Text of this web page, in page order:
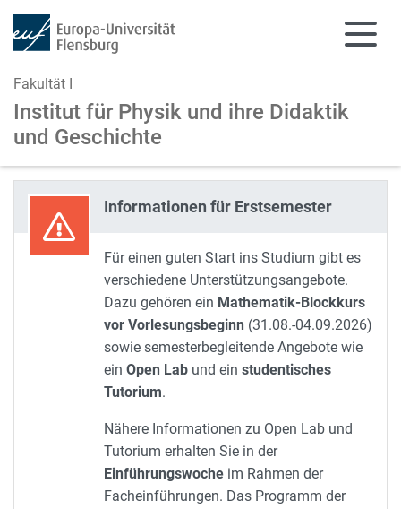
Zum Hauptinhalt springen
Zur Navigation springen
Fakultät I
Institut für Physik und ihre Didaktik
und Geschichte
Informationen für Erstsemester
Für einen guten Start ins Studium gibt es
verschiedene Unterstützungsangebote.
Dazu gehören ein Mathematik-Blockkurs
vor Vorlesungsbeginn (31.08.-04.09.2026)
sowie semesterbegleitende Angebote wie
ein Open Lab und ein studentisches
Tutorium.
Nähere Informationen zu Open Lab und
Tutorium erhalten Sie in der
Einführungswoche im Rahmen der
Facheinführungen. Das Programm der